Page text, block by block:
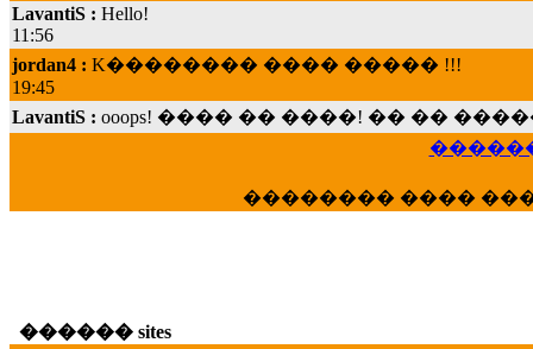
11:56
jordan4 :
19:45
LavantiS :
���; ���� ��� ��� �������� ����
15:07
veronica :E���� 2012 ��� ����� ���
�������� ����
������ sites